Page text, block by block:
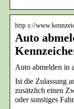
http s://
Auto
Auto abmelden in
Ist die Zulassung
zusätzlich einen
oder sonstiges